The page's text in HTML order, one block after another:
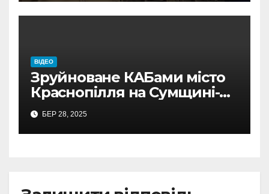
ВІДЕО
Зруйноване КАБами місто
Краснопілля на Сумщині-
відео Кордон.Медіа
БЕР 28, 2025